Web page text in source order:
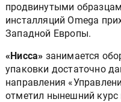
продвинутыми
инсталляций Omega
Западной Европы.
«Нисса» занимается
упаковки достаточно
направления
отметил нынешний